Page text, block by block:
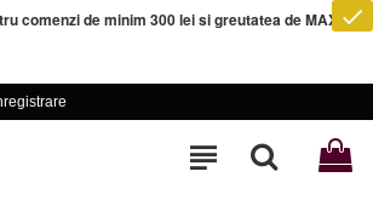
comenzi de minim 300 lei si greutatea de MAXIM 5